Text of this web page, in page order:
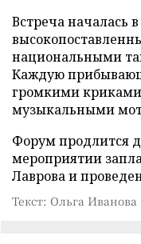
Встреча началась
национальными
Каждую
громкими
музыкальными
Форум продлится
мероприятии
Лаврова и
Текст: Ольга Иванова